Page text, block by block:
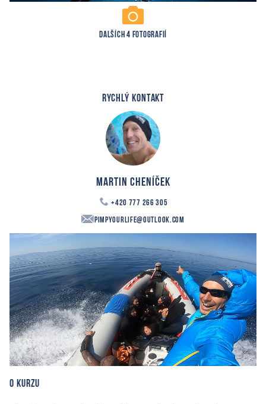
DALŠÍCH 4 FOTOGRAFIÍ
RYCHLÝ KONTAKT
Martin Cheníček
+420 777 266 305
PimpYourLife@outlook.com
O kurzu